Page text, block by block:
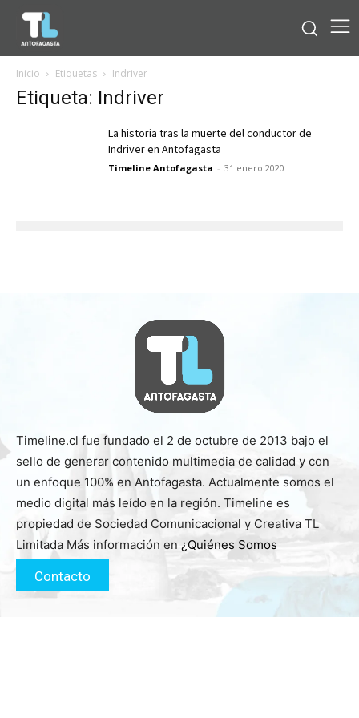
Inicio Etiquetas Indriver
Etiqueta: Indriver
La historia tras la muerte del conductor de
Indriver en Antofagasta
Timeline Antofagasta - 31 enero 2020
Timeline.cl fue fundado el 2 de octubre de 2013 bajo el
sello de generar contenido multimedia de calidad y con
un enfoque 100% en Antofagasta. Actualmente somos el
medio digital más leído en la región. Timeline es
propiedad de Sociedad Comunicacional y Creativa TL
Limitada Más información en ¿Quiénes Somos
Contacto